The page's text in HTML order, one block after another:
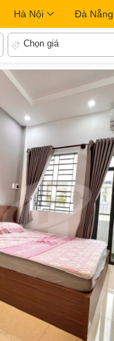
Hà Nội Đà Nẵng
Chọn giá